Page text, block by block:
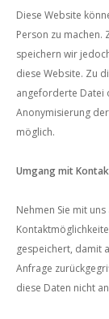
Diese Website
Person zu machen.
speichern wir
diese Website. Zu
angeforderte Datei
Anonymisierung
möglich.
Umgang mit
Nehmen Sie mit
gespeichert, damit
Anfrage
diese Daten nicht